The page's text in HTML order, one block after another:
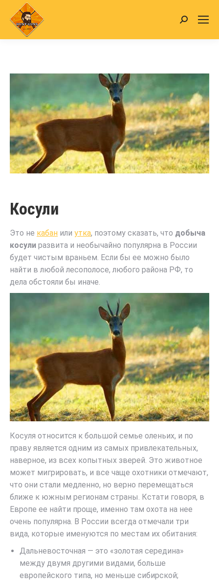
Search:
Косули
Это не кабан или утка, поэтому сказать, что добыча
косули развита и необычайно популярна в России
будет чистым враньем. Если бы ее можно было
найти в любой лесополосе, любого района РФ, то
дела обстояли бы иначе.
Косуля относится к большой семье оленьих, и по
праву является одним из самых привлекательных,
наверное, из всех копытных зверей. Это животное
может мигрировать, и все чаще охотники отмечают,
что они стали медленно, но верно перемещаться
ближе к южным регионам страны. Кстати говоря, в
Европе ее найти проще, именно там охота на нее
очень популярна. В России всегда отмечали три
вида, которые именуются по местам их обитания:
Дальневосточная — это «золотая середина»
между двумя другими видами, больше
европейского типа, но меньше сибирской;